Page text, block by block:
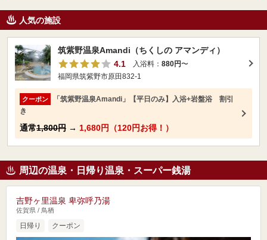
人気の施設
筑紫野温泉Amandi（ちくしの アマンディ）
4.1
入浴料： 880円〜
福岡県筑紫野市原田832-1
クーポン
「筑紫野温泉Amandi」【平日のみ】入浴+岩盤浴 割引
き
通常1,800円 → 1,680円（120円お得！）
周辺の温泉・日帰り温泉・スーパー銭湯
吉野ヶ里温泉 卑弥呼乃湯
佐賀県 / 鳥栖
日帰り クーポン